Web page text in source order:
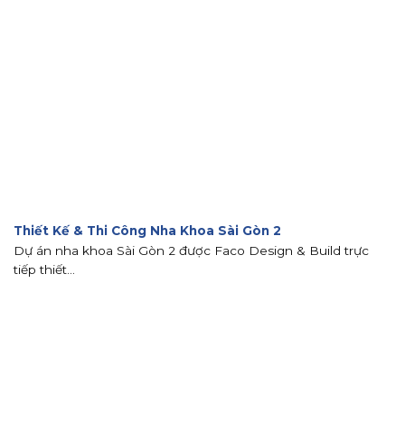
Thiết Kế & Thi Công Nha Khoa Sài Gòn 2
Dự án nha khoa Sài Gòn 2 được Faco Design & Build trực
tiếp thiết...